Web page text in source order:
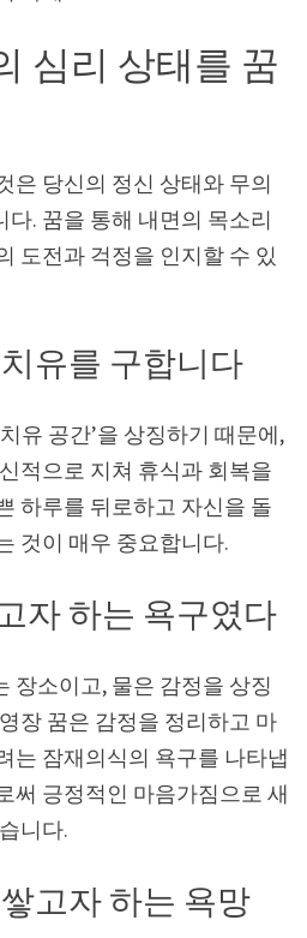
심리 상태를 꿈
은 당신의 정신 상태와 무의
. 꿈을 통해 내면의 목소리
도전과 걱정을 인지할 수 있
유를 구합니다
유 공간’을 상징하기 때문에,
적으로 지쳐 휴식과 회복을
하루를 뒤로하고 자신을 돌
것이 매우 중요합니다.
자 하는 욕구였다
장소이고, 물은 감정을 상징
장 꿈은 감정을 정리하고 마
는 잠재의식의 욕구를 나타냅
써 긍정적인 마음가짐으로 새
니다.
고자 하는 욕망